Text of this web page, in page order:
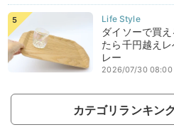
ダイソーで買
たら千円越え
レー
2026/07/30 08:00
カテゴリランキン